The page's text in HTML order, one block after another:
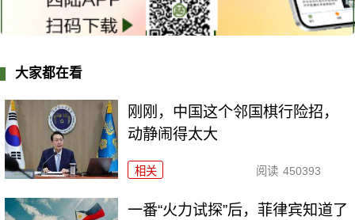
大家都在看
刚刚，中国这个邻国棋行险招，
动静闹得太大
相关 阅读 450393
一番“火力试探”后，菲律宾知道了